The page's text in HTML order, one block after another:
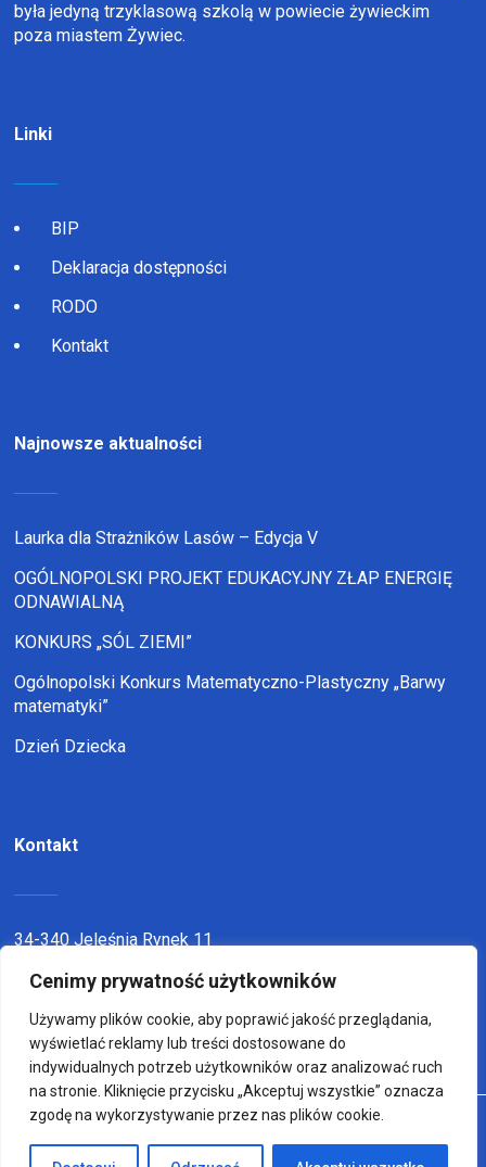
Cenimy prywatność użytkowników
Używamy plików cookie, aby poprawić jakość przeglądania,
wyświetlać reklamy lub treści dostosowane do
indywidualnych potrzeb użytkowników oraz analizować ruch
na stronie. Kliknięcie przycisku „Akceptuj wszystkie” oznacza
zgodę na wykorzystywanie przez nas plików cookie.
była jedyną trzyklasową szkolą w powiecie żywieckim
poza miastem Żywiec.
Linki
BIP
Deklaracja dostępności
RODO
Kontakt
Najnowsze aktualności
Laurka dla Strażników Lasów – Edycja V
OGÓLNOPOLSKI PROJEKT EDUKACYJNY ZŁAP ENERGIĘ
ODNAWIALNĄ
KONKURS „SÓL ZIEMI”
Ogólnopolski Konkurs Matematyczno-Plastyczny „Barwy
matematyki”
Dzień Dziecka
Kontakt
34-340 Jeleśnia Rynek 11
telefon:338636116
email:sp1jel@op.pl